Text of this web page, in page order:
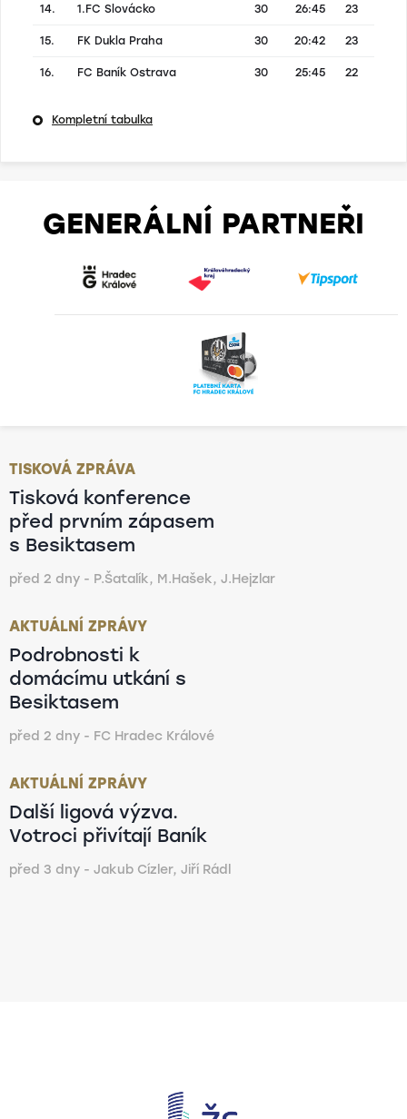
14. 1.FC Slovácko 30 26:45 23
15. FK Dukla Praha 30 20:42 23
16. FC Baník Ostrava 30 25:45 22
Kompletní tabulka
GENERÁLNÍ PARTNEŘI
TISKOVÁ ZPRÁVA
Tisková konference
před prvním zápasem
s Besiktasem
před 2 dny - P.Šatalík, M.Hašek, J.Hejzlar
AKTUÁLNÍ ZPRÁVY
Podrobnosti k
domácímu utkání s
Besiktasem
před 2 dny - FC Hradec Králové
AKTUÁLNÍ ZPRÁVY
Další ligová výzva.
Votroci přivítají Baník
před 3 dny - Jakub Cízler, Jiří Rádl